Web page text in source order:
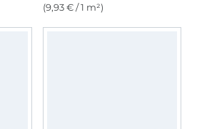
(9,93 € / 1 m²)